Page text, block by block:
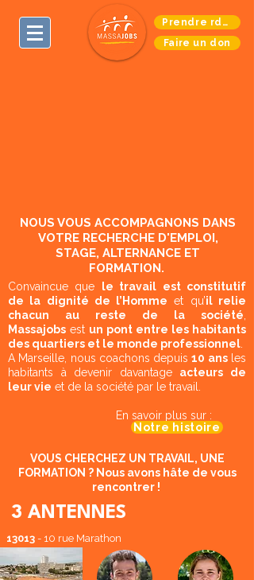
Prendre rdv - appelez-nous
Faire un don
NOUS VOUS ACCOMPAGNONS DANS
VOTRE RECHERCHE D'EMPLOI,
STAGE, ALTERNANCE ET
FORMATION.
Convaincue que
le travail est constitutif
de la dignité de l’Homme et qu’il relie
chacun au reste de la société
Massajobs est un pont entre les habitants
des quartiers et le monde professionnel
A Marseille, nous coachons depuis10 ansles
habitants à devenir davantage acteurs de
leur vie et de la société par le travail.
En savoir plus sur :​
VOUS CHERCHEZ UN TRAVAIL, UNE
FORMATION ? Nous avons hâte de vous
rencontrer !
Notre histoire
3 ANTENNES
13013 - 10 rue Marathon